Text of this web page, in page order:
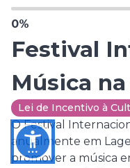
0%
Festival
Música na
Lei de Incentivo à
O Festival
anualmente em
promover a música